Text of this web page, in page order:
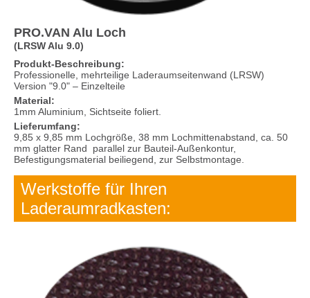
PRO.VAN Alu Loch
(LRSW Alu 9.0)
Produkt-Beschreibung:
Professionelle, mehrteilige Laderaumseitenwand (LRSW)
Version "9.0" – Einzelteile
Material:
1mm Aluminium, Sichtseite foliert.
Lieferumfang:
9,85 x 9,85 mm Lochgröße, 38 mm Lochmittenabstand, ca. 50
mm glatter Rand parallel zur Bauteil-Außenkontur,
Befestigungsmaterial beiliegend, zur Selbstmontage.
Werkstoffe für Ihren
Laderaumradkasten: